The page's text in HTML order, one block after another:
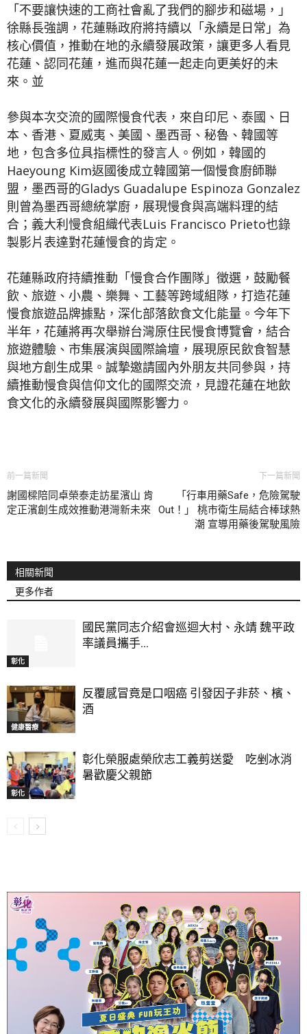
「不要讓快速的工商社會亂了我們的腳步和磁場，」
徐縣長強調，花蓮縣政府將持續以「永續是日常」為
核心價值，推動在地的永續發展政策，讓更多人看見
花蓮、認同花蓮，進而與花蓮一起走向更美好的未
來。並
參與本次交流的國際慢食代表，來自印尼、泰國、日
本、香港、夏威夷、美國、墨西哥、秘魯、韓國等
地，包含多位具指標性的發言人。例如，韓國的
Haeyoung Kim返國後成立韓國第一個慢食廚師聯
盟，墨西哥的Gladys Guadalupe Espinoza Gonzalez
則曾為墨西哥總統掌廚，展現慢食與高端料理的結
合；義大利慢食組織代表Luis Francisco Prieto也錄
製影片表達對花蓮慢食的肯定。
花蓮縣政府持續推動「慢食合作團隊」徵選，鼓勵餐
飲、旅遊、小農、樂舞、工藝等跨域組隊，打造花蓮
慢食旅遊品牌據點，深化部落飲食文化能量。今年下
半年，花蓮將再次舉辦台灣原住民慢食博覽會，結合
旅遊體驗、市集展演與國際論壇，展現原民飲食智慧
與地方創生成果。誠摯邀請國內外朋友共同參與，持
續推動慢食與信仰文化的國際交流，見證花蓮在地飲
食文化的永續發展與國際影響力。
前一篇新聞
謝國樑陪同卓榮泰走訪星濱山 肯
定正濱創生成效推動港灣新未來
下一篇新聞
「行車用藥Safe，危險駕駛
Out！」 桃市衛生局結合棒球熱
潮 宣導用藥後駕駛風險
相關新聞
更多作者
彰化
國民黨同志介紹會巡迴大村、永靖 魏平政
率議員攜手...
健康醫療
反覆感冒竟是口咽癌 引發因子非菸、檳、
酒
彰化
彰化榮服處榮欣志工義剪送愛 吃剉冰消
暑歡慶父親節